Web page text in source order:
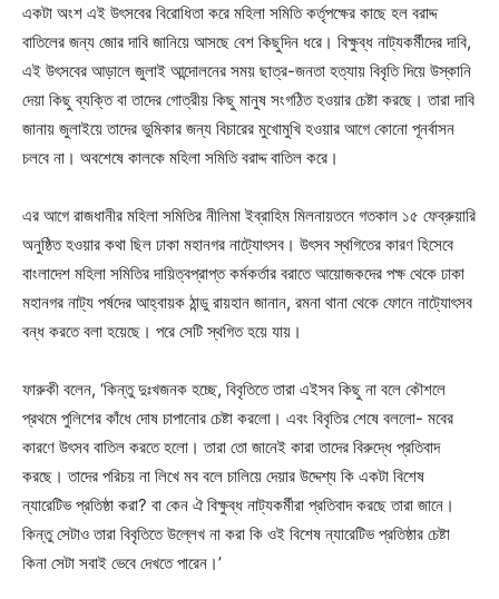
একটা অংশ এই উৎসবের বিরোধিতা করে মহিলা সমিতি কর্তৃপক্ষের কাছে হল বরাদ্দ
বাতিলের জন্য জোর দাবি জানিয়ে আসছে বেশ কিছুদিন ধরে। বিক্ষুব্ধ নাট্যকর্মীদের দাবি,
এই উৎসবের আড়ালে জুলাই আন্দোলনের সময় ছাত্র-জনতা হত্যায় বিবৃতি দিয়ে উস্কানি
দেয়া কিছু ব্যক্তি বা তাদের গোত্রীয় কিছু মানুষ সংগঠিত হওয়ার চেষ্টা করছে। তারা দাবি
জানায় জুলাইয়ে তাদের ভুমিকার জন্য বিচারের মুখোমুখি হওয়ার আগে কোনো পূনর্বাসন
চলবে না। অবশেষে কালকে মহিলা সমিতি বরাদ্দ বাতিল করে।
এর আগে রাজধানীর মহিলা সমিতির নীলিমা ইব্রাহিম মিলনায়তনে গতকাল ১৫ ফেব্রুয়ারি
অনুষ্ঠিত হওয়ার কথা ছিল ঢাকা মহানগর নাট্যোৎসব। উৎসব স্থগিতের কারণ হিসেবে
বাংলাদেশ মহিলা সমিতির দায়িত্বপ্রাপ্ত কর্মকর্তার বরাতে আয়োজকদের পক্ষ থেকে ঢাকা
মহানগর নাট্য পর্ষদের আহ্বায়ক ঠান্ডু রায়হান জানান, রমনা থানা থেকে ফোনে নাট্যোৎসব
বন্ধ করতে বলা হয়েছে। পরে সেটি স্থগিত হয়ে যায়।
ফারুকী বলেন, ‘কিন্তু দুঃখজনক হচ্ছে, বিবৃতিতে তারা এইসব কিছু না বলে কৌশলে
প্রথমে পুলিশের কাঁধে দোষ চাপানোর চেষ্টা করলো। এবং বিবৃতির শেষে বললো- মবের
কারণে উৎসব বাতিল করতে হলো। তারা তো জানেই কারা তাদের বিরুদ্ধে প্রতিবাদ
করছে। তাদের পরিচয় না লিখে মব বলে চালিয়ে দেয়ার উদ্দেশ্য কি একটা বিশেষ
ন্যারেটিভ প্রতিষ্ঠা করা? বা কেন ঐ বিক্ষুব্ধ নাট্যকর্মীরা প্রতিবাদ করছে তারা জানে।
কিন্তু সেটাও তারা বিবৃতিতে উল্লেখ না করা কি ওই বিশেষ ন্যারেটিভ প্রতিষ্ঠার চেষ্টা
কিনা সেটা সবাই ভেবে দেখতে পারেন।’